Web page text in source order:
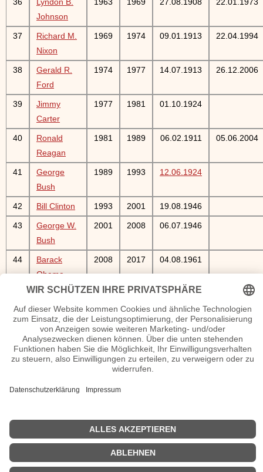
Johnson
37
Richard M.
Nixon
1969 1974 09.01.1913 22.04.1994
38
Gerald R.
Ford
1974 1977 14.07.1913 26.12.2006
39
Jimmy
Carter
1977 1981 01.10.1924
40
Ronald
Reagan
1981 1989 06.02.1911 05.06.2004
41
George
Bush
1989 1993 12.06.1924
42 Bill Clinton 1993 2001 19.08.1946
43
George W.
Bush
2001 2008 06.07.1946
44
Barack
Obama
2008 2017 04.08.1961
Donald
Trump
2017
14.
06.1946
Bilder Amerikanische Präsidenten Poster Büsten Kunstdrucke
| © 2013–2023 was-war-wann.de. Alle Rechte vorbehalten. |